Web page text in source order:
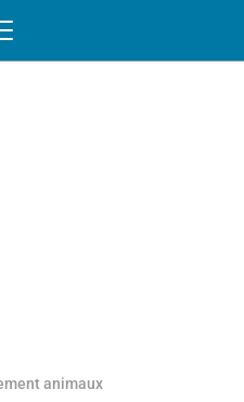
animaux